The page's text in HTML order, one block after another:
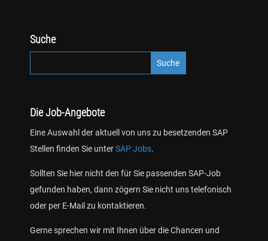
Suche
Die Job-Angebote
Eine Auswahl der aktuell von uns zu besetzenden SAP
Stellen finden Sie unterSAP Jobs.
Sollten Sie hier nicht den für Sie passenden SAP-Job
gefunden haben, dann zögern Sie nicht uns telefonisch
oder per E-Mail zu kontaktieren.
Gerne sprechen wir mit Ihnen über die Chancen und